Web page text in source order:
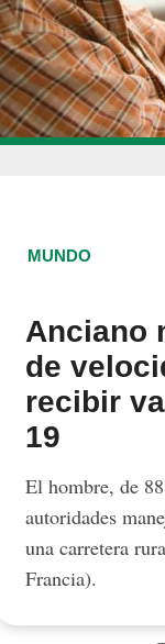
MUNDO
Anciano
de
recibir
19
El hombre, de
autoridades
una carretera
Francia).